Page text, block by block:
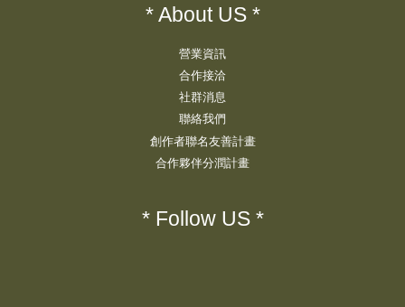
* About US *
營業資訊
合作接洽
社群消息
聯絡我們
創作者聯名友善計畫
合作夥伴分潤計畫
* Follow US *